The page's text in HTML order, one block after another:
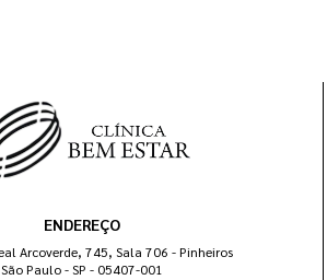
ENDEREÇO
Arcoverde, 745, Sala 706 - Pinheiros
São Paulo - SP - 05407-001